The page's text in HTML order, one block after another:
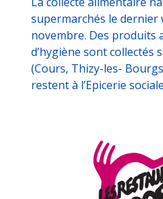
supermarchés le dernier
novembre. Des produits
d’hygiène sont collectés
(Cours, Thizy-les-
restent à l’Epicerie